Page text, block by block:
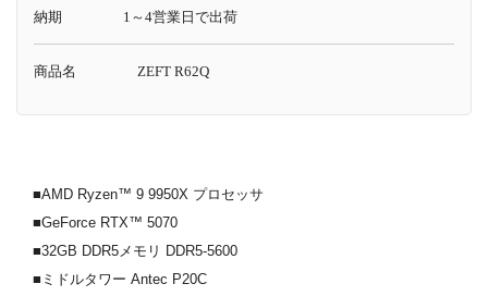
納期 1～4営業日で出荷
商品名 ZEFT R62Q
■AMD Ryzen™ 9 9950X プロセッサ
■GeForce RTX™ 5070
■32GB DDR5メモリ DDR5-5600
■ミドルタワー Antec P20C